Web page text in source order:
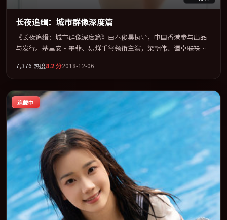
长夜追缉：城市群像深度篇
《长夜追缉：城市群像深度篇》由奉俊昊执导，中国香港参与出品
与发行。基里安·墨菲、易烊千玺领衔主演，梁朝伟、谭卓联袂出
类型为骨架，在叙事、表演与视听上力求统一。定于 2018-11-20 在
内地院线及主流平台同步亮相，2018 年度话题片中口碑稳健，适合
喜欢强情节与人物弧光的观众完整观看。
7,376 热度8.2分2018-12-06
连载中